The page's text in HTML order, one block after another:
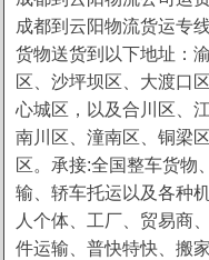
成都到云阳物流货运专
货物送货到以下地址：
区、沙坪坝区、大渡口
心城区，以及合川区、
南川区、潼南区、铜梁
区。承接:全国整车货物
输、轿车托运以及各种
人个体、工厂、贸易商
件运输、普快特快、搬